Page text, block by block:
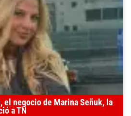
el negocio de Marina Señuk, la
a TN